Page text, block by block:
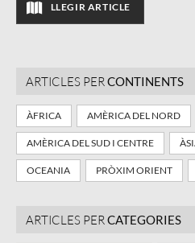
ARTICLES PER CONTINENTS
ÀFRICA AMÈRICA DEL NORD
AMÈRICA DEL SUD I CENTRE
OCEANIA PRÒXIM ORIENT
ARTICLES PER CATEGORIES
LLEGIR ARTICLE